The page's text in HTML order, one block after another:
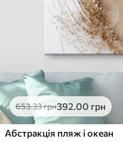
653.33грн392.00 грн
Абстракція пляж і океан